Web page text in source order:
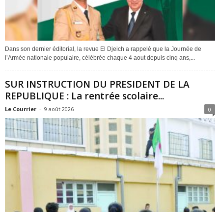
Dans son dernier éditorial, la revue El Djeich a rappelé que la Journée de
l’Armée nationale populaire, célébrée chaque 4 aout depuis cinq ans,...
SUR INSTRUCTION DU PRESIDENT DE LA
REPUBLIQUE : La rentrée scolaire...
Le Courrier - 9 août 2026 0